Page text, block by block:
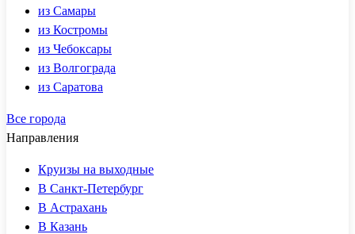
из Самары
из Костромы
из Чебоксары
из Волгограда
из Саратова
Все города
Направления
Круизы на выходные
В Санкт-Петербург
В Астрахань
В Казань